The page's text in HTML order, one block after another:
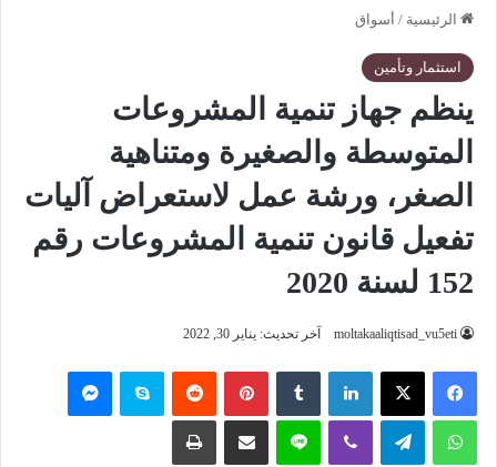
الرئيسية / أسواق
استثمار وتأمين
ينظم جهاز تنمية المشروعات
المتوسطة والصغيرة ومتناهية
الصغر، ورشة عمل لاستعراض آليات
تفعيل قانون تنمية المشروعات رقم
152 لسنة 2020
moltakaaliqtisad_vu5eti آخر تحديث: يناير 30, 2022
فيسبوك ‫X لينكدإن بينتيريست سكايب
واتساب تيلقرام لاين